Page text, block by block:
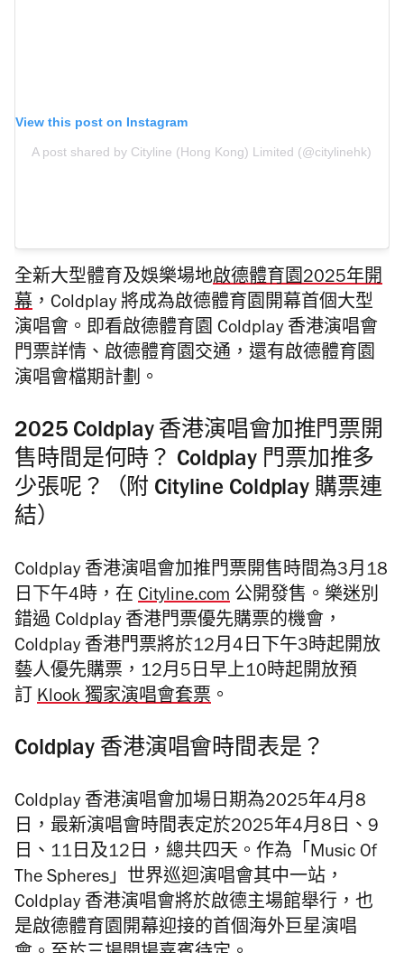
View this post on Instagram
A post shared by Cityline (Hong Kong) Limited (@citylinehk)
全新大型體育及娛樂場地啟德體育園2025年開
幕 ，Coldplay 將成為啟德體育園開幕首個大型
演唱會。即看啟德體育園 Coldplay 香港演唱會
門票詳情、啟德體育園交通，還有啟德體育園
演唱會檔期計劃。
2025 Coldplay 香港演唱會加推門票開
售時間是何時？ Coldplay 門票加推多
少張呢？（附 Cityline Coldplay 購票連
結）
Coldplay 香港演唱會加推門票開售時間為3月18
日下午4時，在 Cityline.com 公開發售。樂迷別
錯過 Coldplay 香港門票優先購票的機會，
Coldplay 香港門票將於12月4日下午3時起開放
藝人優先購票，12月5日早上10時起開放預
訂 Klook 獨家演唱會套票 。
Coldplay 香港演唱會時間表是？
Coldplay 香港演唱會加場日期為2025年4月8
日，最新演唱會時間表定於2025年4月8日、9
日、11日及12日，總共四天。作為「Music Of
The Spheres」世界巡迴演唱會其中一站，
Coldplay 香港演唱會將於啟德主場館舉行，也
是啟德體育園開幕迎接的首個海外巨星演唱